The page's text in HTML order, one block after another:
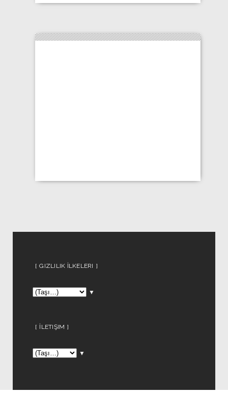
GIZLILIK İLKELERI
▼
İLETIŞIM
▼